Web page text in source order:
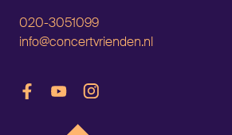
020-3051099
info@concertvrienden.nl